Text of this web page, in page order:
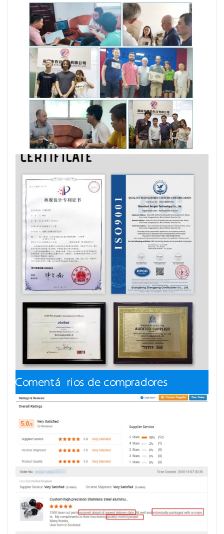
Comentários de compradores